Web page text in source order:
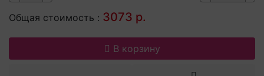
Общая стоимость : 3073 р.
В корзину